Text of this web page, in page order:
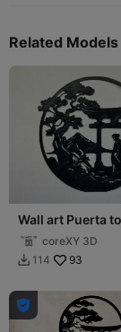
Related Models
Wall art Puerta
coreXY 3D
 114 93
